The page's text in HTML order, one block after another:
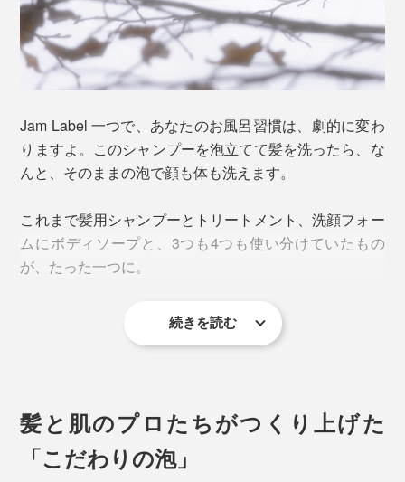
Jam Label 一つで、あなたのお風呂習慣は、劇的に変わ
りますよ。このシャンプーを泡立てて髪を洗ったら、な
んと、そのままの泡で顔も体も洗えます。
これまで髪用シャンプーとトリートメント、洗顔フォー
ムにボディソープと、3つも4つも使い分けていたもの
が、たった一つに。
さらに、1回1回、洗っては流していた手間もなくなりま
続きを読む
髪と肌のプロたちがつくり上げた
「こだわりの泡」